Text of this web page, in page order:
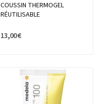
COUSSIN THERMOGEL
RÉUTILISABLE
13,00 €